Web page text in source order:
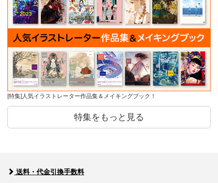
[特集]人気イラストレーター作品集＆メイキングブック！
特集をもっと見る
送料・代金引換手数料